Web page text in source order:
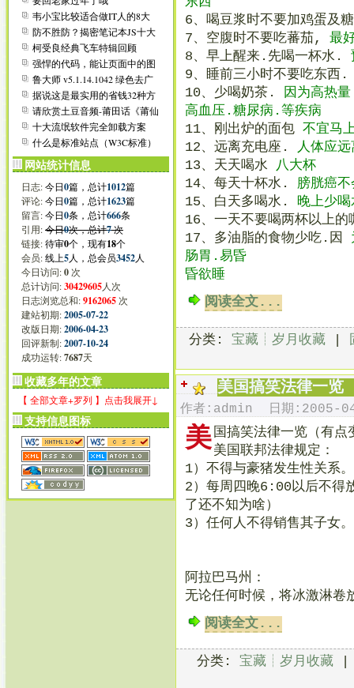
2008-08-03]美化日志页面底部信息排
2008-08-04 ]去掉谷歌火狐推介,官方八
6、喝豆浆时不要加鸡蛋
7、空腹时不要吃蕃茄,最
8、早上醒来.先喝一杯水.
9、睡前三小时不要吃东
10、少喝奶茶. 因为高热
高血压.糖尿病.等疾病
11、刚出炉的面包不宜马
12、远离充电座. 人体应
13、天天喝水 八大杯
14、每天十杯水.膀胱癌不
15、白天多喝水.晚上少喝
16、一天不要喝两杯以上
17、多油脂的食物少吃.因
肠胃.易昏
昏欲睡
阅读全文...
分类: 宝藏┊岁月收藏
美国搞笑法律一览
作者:admin 日期:2005-
美 国搞笑法律一览（有点
美国联邦法律规定：
1）不得与豪猪发生性关系
2）每周四晚6:00以后不得
了还不知为啥）
3）任何人不得销售其子女
阿拉巴马州：
无论任何时候，将冰激淋
阅读全文...
分类: 宝藏┊岁月收藏
韦小宝比较适合做IT人的8大
理由
防不胜防？揭密笔记本JS十大
骗人招数
柯受良经典飞车特辑回顾
强悍的代码，能让页面中的图
片飞起来
鲁大师 v5.1.14.1042 绿色去广
告单文件...
据说这是最实用的省钱32种方
法
请欣赏土豆音频-莆田话《莆仙
人》
十大流氓软件完全卸载方案
什么是标准站点（W3C标准）
网站统计信息
日志:今日0篇，总计1012篇
评论:今日0篇，总计1623篇
留言:今日0条，总计666条
引用:今日0次，总计7次
链接:待审0个，现有18个
会员:线上5人，总会员3452人
今日访问:0 次
总计访问:30429605人次
日志浏览总和:9162065 次
建站初期:2005-07-22
改版日期:2006-04-23
回评新制:2007-10-24
成功运转:7687天
收藏多年的文章
【 全部文章+罗列 】点击我展开↓
支持信息图标